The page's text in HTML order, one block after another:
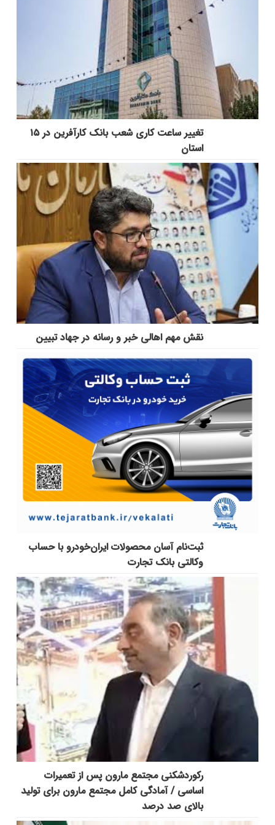
تغییر ساعت کاری شعب بانک کارآفرین در ۱۵
استان
نقش مهم اهالی خبر و رسانه در جهاد تبیین
ثبت‌نام آسان محصولات ایران‌خودرو با حساب
وکالتی بانک تجارت
رکوردشکنی مجتمع مارون پس از تعمیرات
اساسی / آمادگی کامل مجتمع مارون برای تولید
بالای صد درصد